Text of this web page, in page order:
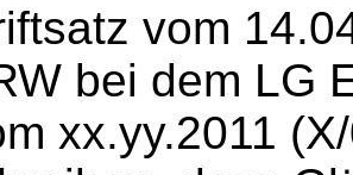
vom
bei dem LG
xx.yy.2011